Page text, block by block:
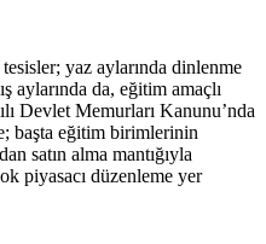
yaz aylarında dinlenme
aylarında da, eğitim amaçlı
Devlet Memurları Kanunu’nda
başta eğitim birimlerinin
satın alma mantığıyla
piyasacı düzenleme yer